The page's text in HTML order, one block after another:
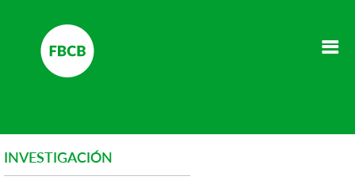
INVESTIGACIÓN